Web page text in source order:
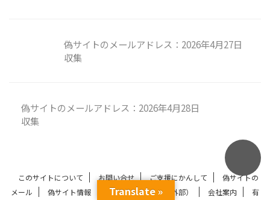
偽サイトのメールアドレス：2026年4月27日
収集
偽サイトのメールアドレス：2026年4月28日
収集
このサイトについて お問い合せ ご支援にかんして
偽サイトの
メール
偽サイト情報 偽サイトマガジン（外部） 会社案内 有
Translate »